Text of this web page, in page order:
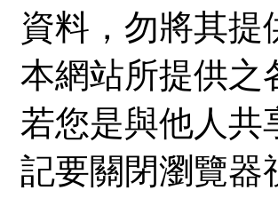
資料，勿將其提
本網站所提供之
若您是與他人共
記要關閉瀏覽器